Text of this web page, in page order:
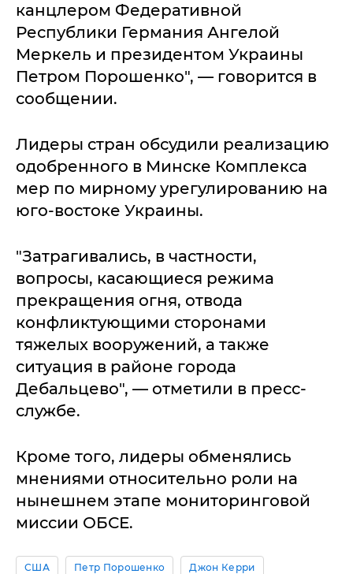
канцлером Федеративной
Республики Германия Ангелой
Меркель и президентом Украины
Петром Порошенко", — говорится в
сообщении.
Лидеры стран обсудили реализацию
одобренного в Минске Комплекса
мер по мирному урегулированию на
юго-востоке Украины.
"Затрагивались, в частности,
вопросы, касающиеся режима
прекращения огня, отвода
конфликтующими сторонами
тяжелых вооружений, а также
ситуация в районе города
Дебальцево", — отметили в пресс-
службе.
Кроме того, лидеры обменялись
мнениями относительно роли на
нынешнем этапе мониторинговой
миссии ОБСЕ.
США Петр Порошенко Джон Керри